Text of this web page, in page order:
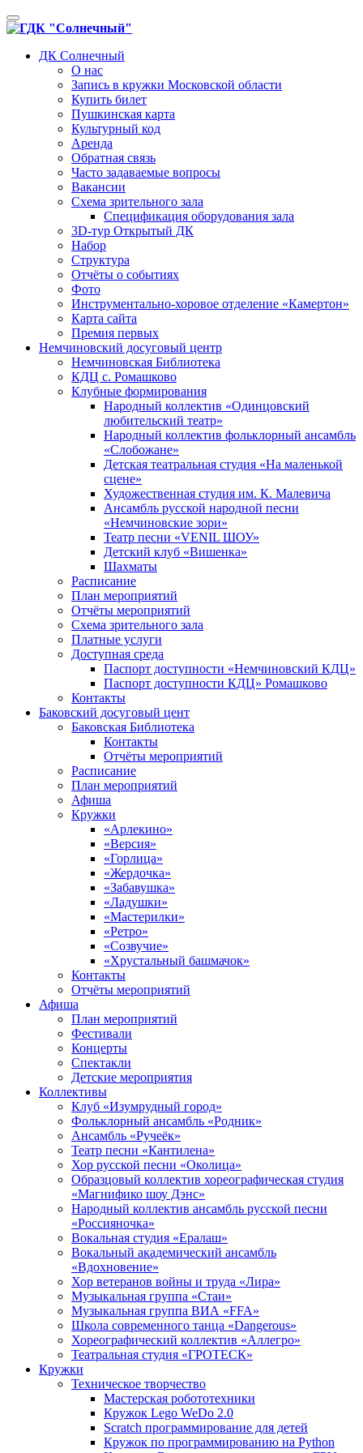
Toggle
navigation
ДК Солнечный
О нас
Запись в кружки Московской области
Купить билет
Пушкинская карта
Культурный код
Аренда
Обратная связь
Часто задаваемые вопросы
Вакансии
Схема зрительного зала
Спецификация оборудования зала
3D-тур Открытый ДК
Набор
Структура
Отчёты о событиях
Фото
Инструментально-хоровое отделение «Камертон»
Карта сайта
Премия первых
Немчиновский досуговый центр
Немчиновская Библиотека
КДЦ с. Ромашково
Клубные формирования
Народный коллектив «Одинцовский
любительский театр»
Народный коллектив фольклорный ансамбль
«Слобожане»
Детская театральная студия «На маленькой
сцене»
Художественная студия им. К. Малевича
Ансамбль русской народной песни
«Немчиновские зори»
Театр песни «VENIL ШОУ»
Детский клуб «Вишенка»
Шахматы
Расписание
План мероприятий
Отчёты мероприятий
Схема зрительного зала
Платные услуги
Доступная среда
Паспорт доступности «Немчиновский КДЦ»
Паспорт доступности КДЦ» Ромашково
Контакты
Баковский досуговый цент
Баковская Библиотека
Контакты
Отчёты мероприятий
Расписание
План мероприятий
Афиша
Кружки
«Арлекино»
«Версия»
«Горлица»
«Жердочка»
«Забавушка»
«Ладушки»
«Мастерилки»
«Ретро»
«Созвучие»
«Хрустальный башмачок»
Контакты
Отчёты мероприятий
Афиша
План мероприятий
Фестивали
Концерты
Спектакли
Детские мероприятия
Коллективы
Клуб «Изумрудный город»
Фольклорный ансамбль «Родник»
Ансамбль «Ручеёк»
Театр песни «Кантилена»
Хор русской песни «Околица»
Образцовый коллектив хореографическая студия
«Магнифико шоу Дэнс»
Народный коллектив ансамбль русской песни
«Россияночка»
Вокальная студия «Ералаш»
Вокальный академический ансамбль
«Вдохновение»
Хор ветеранов войны и труда «Лира»
Музыкальная группа «Стаи»
Музыкальная группа ВИА «FFA»
Школа современного танца «Dangerous»
Хореографический коллектив «Аллегро»
Театральная студия «ГРОТЕСК»
Кружки
Техническое творчество
Мастерская робототехники
Кружок Lego WeDo 2.0
Scratch программирование для детей
Кружок по программированию на Python